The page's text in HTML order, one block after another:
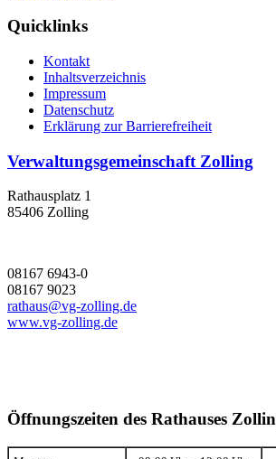
Quicklinks
Kontakt
Inhaltsverzeichnis
Impressum
Datenschutz
Erklärung zur Barrierefreiheit
Verwaltungsgemeinschaft Zolling
Rathausplatz 1
85406 Zolling
08167 6943-0
08167 9023
rathaus@vg-zolling.de
www.vg-zolling.de
Öffnungszeiten des Rathauses